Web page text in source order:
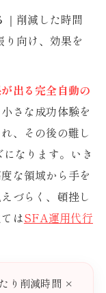
｜削減した時間
向け、効果を
が出る完全自動の
さな成功体験を
、その後の難し
なります。いき
な領域から手を
づらく、頓挫し
はSFA運用代行
り削減時間 ×